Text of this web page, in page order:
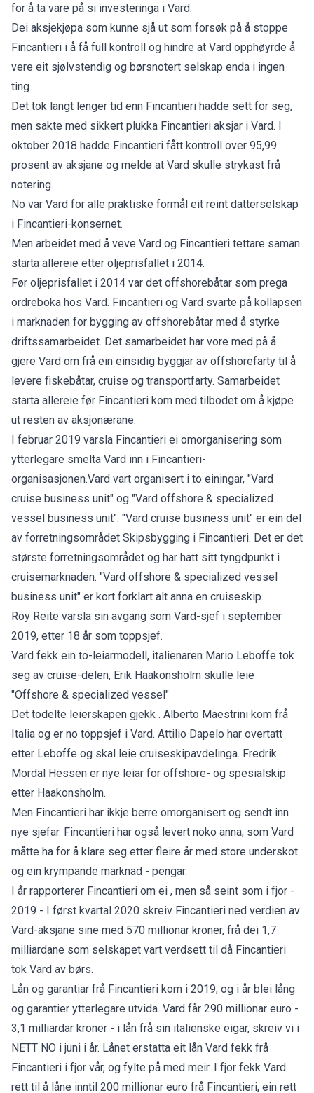
for å ta vare på si investeringa i Vard.
Dei aksjekjøpa som kunne sjå ut som forsøk på å stoppe
Fincantieri i å få full kontroll og hindre at Vard opphøyrde å
vere eit sjølvstendig og børsnotert selskap enda i ingen
ting.
Det tok langt lenger tid enn Fincantieri hadde sett for seg,
men sakte med sikkert plukka Fincantieri aksjar i Vard. I
oktober 2018 hadde Fincantieri fått kontroll over 95,99
prosent av aksjane og melde at Vard skulle strykast frå
notering.
No var Vard for alle praktiske formål eit reint datterselskap
i Fincantieri-konsernet.
Men arbeidet med å veve Vard og Fincantieri tettare saman
starta allereie etter oljeprisfallet i 2014.
Før oljeprisfallet i 2014 var det offshorebåtar som prega
ordreboka hos Vard. Fincantieri og Vard svarte på kollapsen
i marknaden for bygging av offshorebåtar med å styrke
driftssamarbeidet. Det samarbeidet har vore med på å
gjere Vard om frå ein einsidig byggjar av offshorefarty til å
levere fiskebåtar, cruise og transportfarty. Samarbeidet
starta allereie før Fincantieri kom med tilbodet om å kjøpe
ut resten av aksjonærane.
I februar 2019 varsla Fincantieri ei omorganisering som
ytterlegare smelta Vard inn i Fincantieri-
organisasjonen.Vard vart organisert i to einingar, "Vard
cruise business unit" og "Vard offshore & specialized
vessel business unit". "Vard cruise business unit" er ein del
av forretningsområdet Skipsbygging i Fincantieri. Det er det
største forretningsområdet og har hatt sitt tyngdpunkt i
cruisemarknaden. "Vard offshore & specialized vessel
business unit" er kort forklart alt anna en cruiseskip.
Roy Reite varsla sin avgang som Vard-sjef i september
2019, etter 18 år som toppsjef.
Vard fekk ein to-leiarmodell, italienaren Mario Leboffe tok
seg av cruise-delen, Erik Haakonsholm skulle leie
"Offshore & specialized vessel"
Det todelte leierskapen gjekk . Alberto Maestrini kom frå
Italia og er no toppsjef i Vard. Attilio Dapelo har overtatt
etter Leboffe og skal leie cruiseskipavdelinga. Fredrik
Mordal Hessen er nye leiar for offshore- og spesialskip
etter Haakonsholm.
Men Fincantieri har ikkje berre omorganisert og sendt inn
nye sjefar. Fincantieri har også levert noko anna, som Vard
måtte ha for å klare seg etter fleire år med store underskot
og ein krympande marknad - pengar.
I år rapporterer Fincantieri om ei , men så seint som i fjor -
2019 - I først kvartal 2020 skreiv Fincantieri ned verdien av
Vard-aksjane sine med 570 millionar kroner, frå dei 1,7
milliardane som selskapet vart verdsett til då Fincantieri
tok Vard av børs.
Lån og garantiar frå Fincantieri kom i 2019, og i år blei lång
og garantier ytterlegare utvida. Vard får 290 millionar euro -
3,1 milliardar kroner - i lån frå sin italienske eigar, skreiv vi i
NETT NO i juni i år. Lånet erstatta eit lån Vard fekk frå
Fincantieri i fjor vår, og fylte på med meir. I fjor fekk Vard
rett til å låne inntil 200 millionar euro frå Fincantieri, ein rett